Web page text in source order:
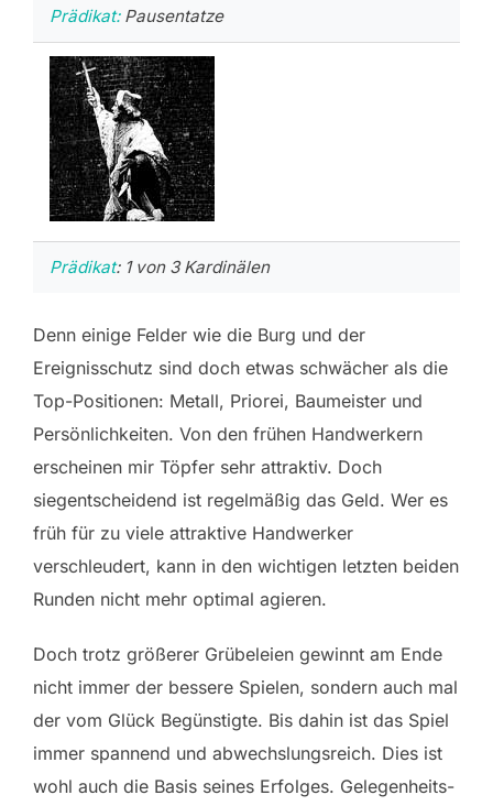
Prädikat:Pausentatze
Prädikat: 1 von 3 Kardinälen
Denn einige Felder wie die Burg und der
Ereignisschutz sind doch etwas schwächer als die
Top-Positionen: Metall, Priorei, Baumeister und
Persönlichkeiten. Von den frühen Handwerkern
erscheinen mir Töpfer sehr attraktiv. Doch
siegentscheidend ist regelmäßig das Geld. Wer es
früh für zu viele attraktive Handwerker
verschleudert, kann in den wichtigen letzten beiden
Runden nicht mehr optimal agieren.
Doch trotz größerer Grübeleien gewinnt am Ende
nicht immer der bessere Spielen, sondern auch mal
der vom Glück Begünstigte. Bis dahin ist das Spiel
immer spannend und abwechslungsreich. Dies ist
wohl auch die Basis seines Erfolges. Gelegenheits-